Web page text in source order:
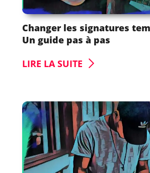
Changer les signatures
Un guide pas à pas
LIRE LA SUITE